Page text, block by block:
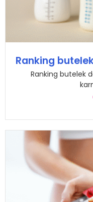
Ranking
Ranking butelek